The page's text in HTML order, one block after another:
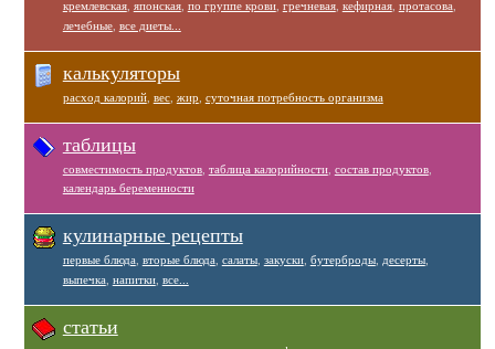
кремлевская, японская, по группе крови, гречневая, кефирная, протасова
лечебные, все диеты...
калькуляторы
расход калорий, вес, жир суточная потребность организма
таблицы
совместимость продуктов, таблица калорийности, состав продуктов,
календарь беременности
кулинарные рецепты
первые блюда вторые блюда салаты, закуски, бутерброды, десерты,
выпечка напитки, все...
статьи